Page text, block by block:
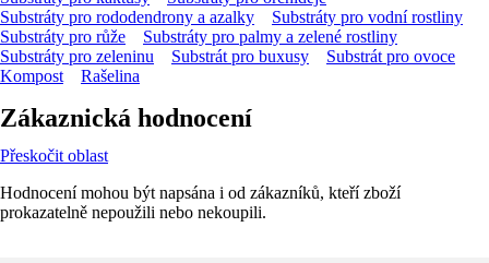
Substráty pro rododendrony a azalky
Substráty pro vodní rostliny
Substráty pro růže
Substráty pro palmy a zelené rostliny
Substráty pro zeleninu
Substrát pro buxusy
Substrát pro ovoce
Kompost
Rašelina
Zákaznická hodnocení
Přeskočit oblast
Hodnocení mohou být napsána i od zákazníků, kteří zboží
prokazatelně nepoužili nebo nekoupili.